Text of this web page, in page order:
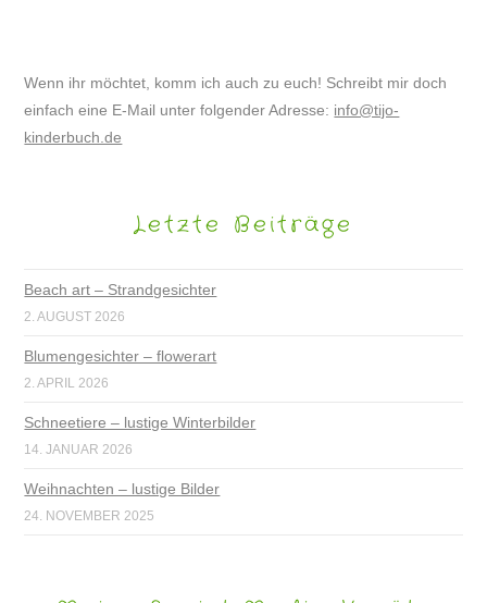
Wenn ihr möchtet, komm ich auch zu euch! Schreibt mir doch
einfach eine E-Mail unter folgender Adresse: info@tijo-
kinderbuch.de
Letzte Beiträge
Beach art – Strandgesichter
2. AUGUST 2026
Blumengesichter – flowerart
2. APRIL 2026
Schneetiere – lustige Winterbilder
14. JANUAR 2026
Weihnachten – lustige Bilder
24. NOVEMBER 2025